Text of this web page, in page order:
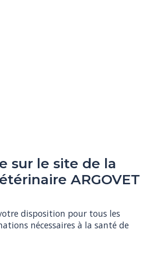
sur le site de la
ARGOVET
disposition pour tous les
nécessaires à la santé de